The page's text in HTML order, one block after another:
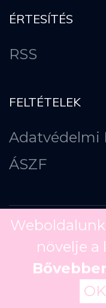
ÉRTESÍTÉS
RSS
FELTÉTELEK
Adatvédelmi
ÁSZF
növelje